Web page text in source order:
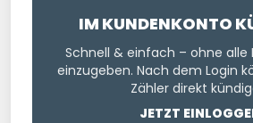
IM KUNDENKONTO
Schnell & einfach – ohne
einzugeben. Nach dem Login
Zähler direkt
JETZT